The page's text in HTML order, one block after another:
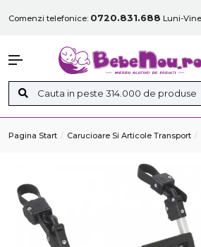
Comenzi telefonice: 0720.831.688 Luni-
Pagina Start Carucioare Si Articole Transport